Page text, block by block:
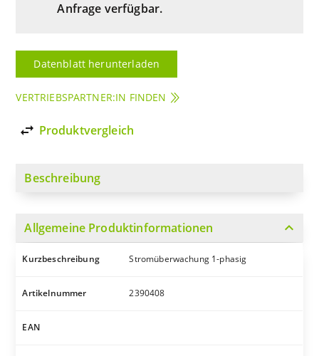
Anfrage verfügbar.
Datenblatt herunterladen
VERTRIEBSPARTNER:IN FINDEN
import_export Produktvergleich
Beschreibung
Allgemeine Produktinformationen expand_more
Kurzbeschreibung Stromüberwachung 1-phasig
Artikelnummer 2390408
EAN